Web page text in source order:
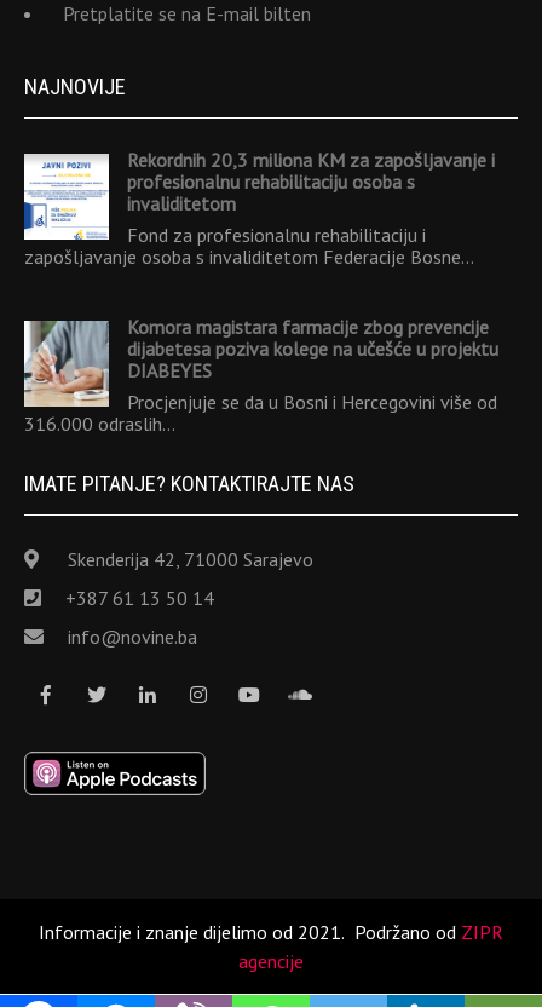
Pretplatite se na E-mail bilten
NAJNOVIJE
Rekordnih 20,3 miliona KM za zapošljavanje i
profesionalnu rehabilitaciju osoba s
invaliditetom
Fond za profesionalnu rehabilitaciju i
zapošljavanje osoba s invaliditetom Federacije Bosne…
Komora magistara farmacije zbog prevencije
dijabetesa poziva kolege na učešće u projektu
DIABEYES
Procjenjuje se da u Bosni i Hercegovini više od
316.000 odraslih…
IMATE PITANJE? KONTAKTIRAJTE NAS
Skenderija 42, 71000 Sarajevo
+387 61 13 50 14
info@novine.ba
Informacije i znanje dijelimo od 2021. Podržano od ZIPR
agencije